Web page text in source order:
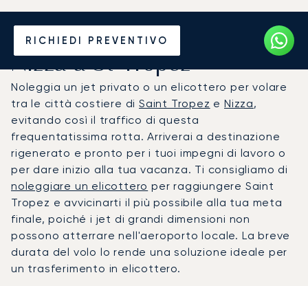
RICHIEDI PREVENTIVO
Noleggia un Jet Privato da
Nizza a St Tropez
Noleggia un jet privato o un elicottero per volare
tra le città costiere diSaint Tropez eNizza,
evitando così il traffico di questa
frequentatissima rotta. Arriverai a destinazione
rigenerato e pronto per i tuoi impegni di lavoro o
per dare inizio alla tua vacanza. Ti consigliamo di
noleggiare un elicottero per raggiungere Saint
Tropez e avvicinarti il più possibile alla tua meta
finale, poiché i jet di grandi dimensioni non
possono atterrare nell'aeroporto locale. La breve
durata del volo lo rende una soluzione ideale per
un trasferimento in elicottero.